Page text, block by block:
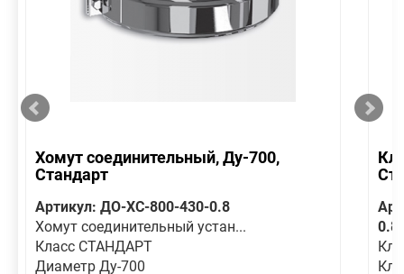
Хомут соединительный, Ду-700,
Стандарт
Артикул: ДО-ХС-800-430-0.8
Хомут соединительный устан...
Класс СТАНДАРТ
Диаметр Ду-700